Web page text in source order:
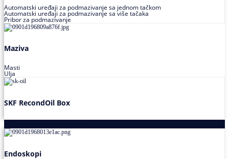
Automatski uređaji za podmazivanje sa jednom tačkom
Automatski uređaji za podmazivanje sa više tačaka
Pribor za podmazivanje
Maziva
Masti
Ulja
SKF RecondOil Box
Endoskopi